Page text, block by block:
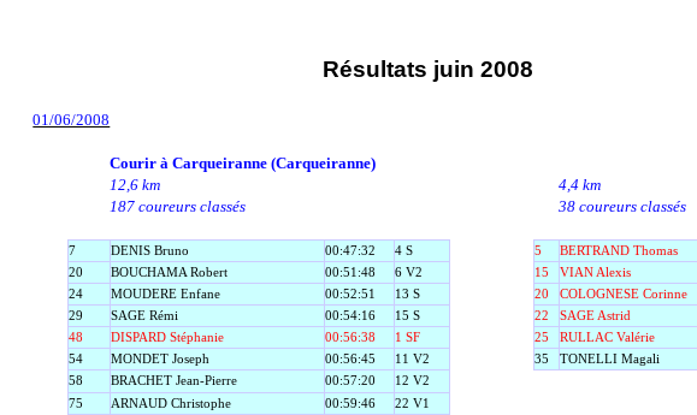
Résultats juin 2008
01/06/2008
Courir à Carqueiranne (Carqueiranne)
12,6 km
4,4 km
187 coureurs classés
38 coureurs classés
7 DENIS Bruno 00:47:32 4 S 5 BERTRAND Thomas
20
BOUCHAMA Robert 00:51:48 6 V2 15 VIAN Alexis
24
MOUDERE Enfane 00:52:51 13 S 20 COLOGNESE Corinne
29
SAGE Rémi 00:54:16 15 S 22 SAGE Astrid
48
DISPARD Stéphanie 00:56:38 1 SF 25 RULLAC Valérie
54
MONDET Joseph 00:56:45 11 V2 35 TONELLI Magali
58
BRACHET Jean-Pierre 00:57:20
12 V2
75
ARNAUD Christophe 00:59:46
22 V1